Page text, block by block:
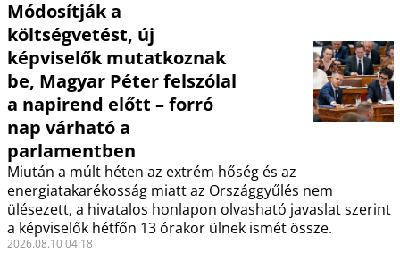
Módosítják a
költségvetést, új
képviselők mutatkoznak
be, Magyar Péter felszólal
a napirend előtt – forró
nap várható a
parlamentben
Miután a múlt héten az extrém hőség és az
energiatakarékosság miatt az Országgyűlés nem
ülésezett, a hivatalos honlapon olvasható javaslat szerint
a képviselők hétfőn 13 órakor ülnek ismét össze.
2026.08.10 04:18